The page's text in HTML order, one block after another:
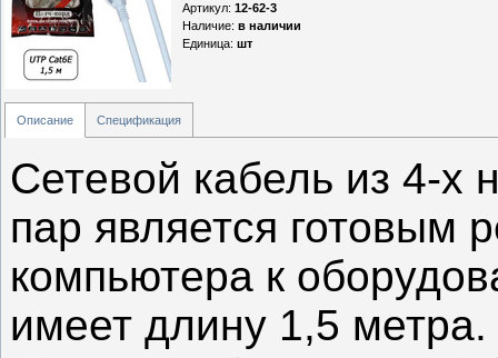
Артикул: 12-62-3
Наличие: в наличии
Единица: шт
Описание Спецификация
Сетевой кабель из 4-х
пар является готовым
компьютера к
имеет длину 1,5 метра.